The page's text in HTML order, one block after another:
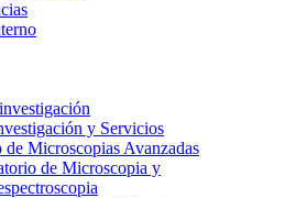
y Servicios
de Microscopias Avanzadas
de Microscopia y